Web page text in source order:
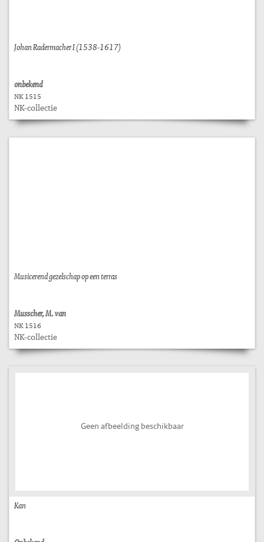
Johan Radermacher I (1538-1617)
onbekend
NK 1515
NK-collectie
Musicerend gezelschap op een terras
Musscher, M. van
NK 1516
NK-collectie
Geen afbeelding beschikbaar
Kan